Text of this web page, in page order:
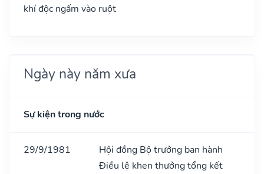
khí độc ngấm vào ruột
Ngày này năm xưa
Sự kiện trong nước
29/9/1981
Hội đồng Bộ trưởng ban hành
Điều lệ khen thưởng tổng kết